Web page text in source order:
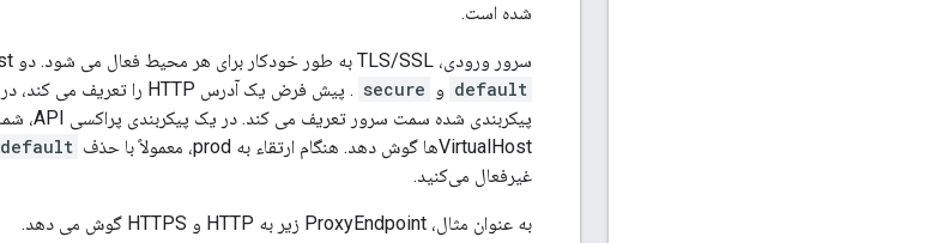
شده است.
سرور ورودی، TLS/SSL به طور خودکار برای هر محیط فعال می شود. دو VirtualHost در هر محیط از پیش تعریف شده است:
default و secure
VirtualHost‌ها گوش دهد. هنگام ارتقاء به prod، معمولاً با حذف VirtualHost
default
غیرفعال می‌کنید.
به عنوان مثال، ProxyEndpoint زیر به HTTP و HTTPS گوش می دهد.